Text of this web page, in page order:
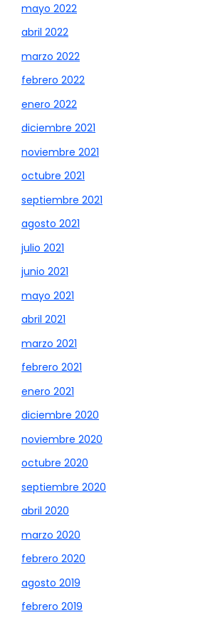
mayo 2022
abril 2022
marzo 2022
febrero 2022
enero 2022
diciembre 2021
noviembre 2021
octubre 2021
septiembre 2021
agosto 2021
julio 2021
junio 2021
mayo 2021
abril 2021
marzo 2021
febrero 2021
enero 2021
diciembre 2020
noviembre 2020
octubre 2020
septiembre 2020
abril 2020
marzo 2020
febrero 2020
agosto 2019
febrero 2019